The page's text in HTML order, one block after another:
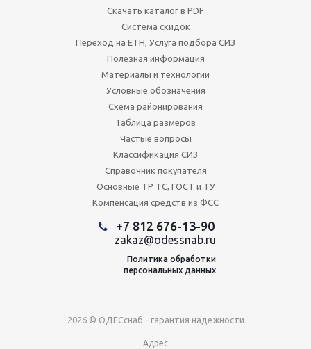
Скачать каталог в PDF
Система скидок
Переход на ЕТН, Услуга подбора СИЗ
Полезная информация
Материалы и технологии
Условные обозначения
Схема районирования
Таблица размеров
Частые вопросы
Классификация СИЗ
Справочник покупателя
Основные ТР ТС, ГОСТ и ТУ
Компенсация средств из ФСС
+7 812 676-13-90
zakaz@odessnab.ru
Политика обработки
персональных данных
2026 © ОДЕСснаб - гарантия надежности
Адрес